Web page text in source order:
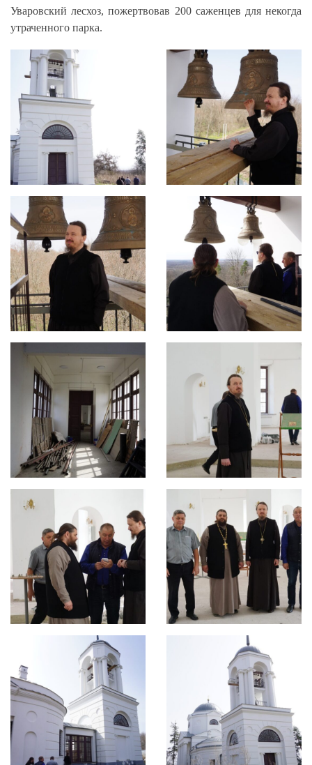
Уваровский лесхоз, пожертвовав 200 саженцев для некогда
утраченного парка.